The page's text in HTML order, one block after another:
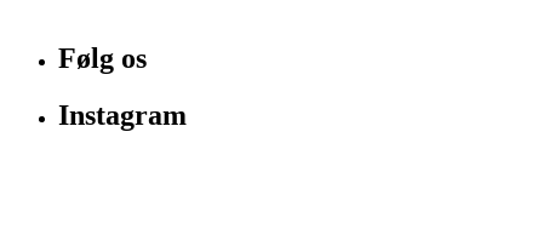
Følg os
Instagram